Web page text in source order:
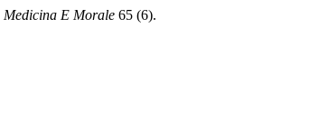
Medicina E Morale 65 (6).